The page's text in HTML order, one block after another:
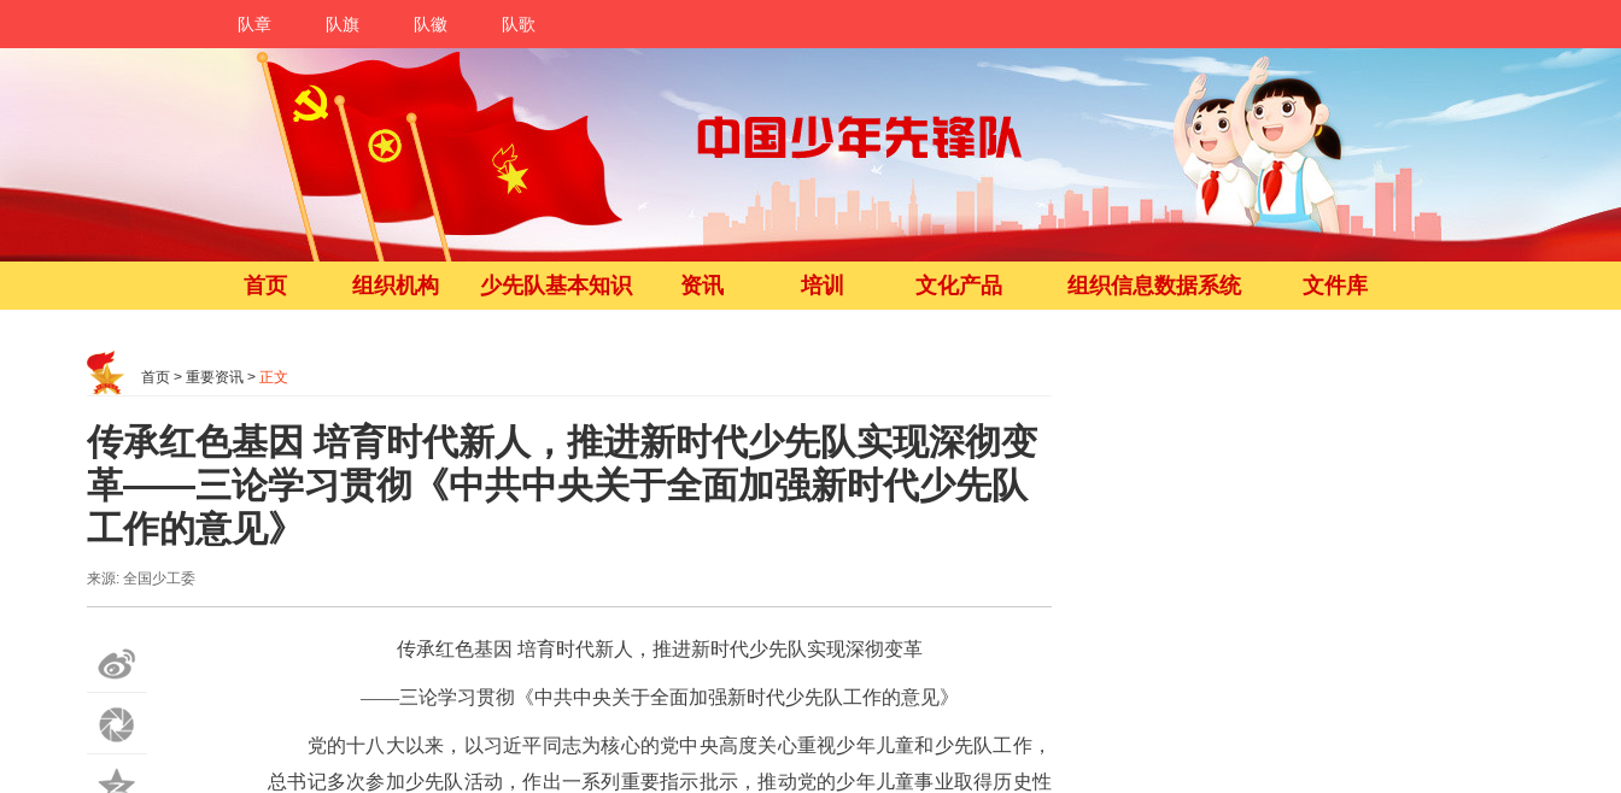
队章 队旗 队徽 队歌
首页 组织机构 少先队基本知识 资讯 培训 文化产品 组织信息数据系统 文件库
首页 > 重要资讯 > 正文
传承红色基因 培育时代新人，推进新时代少先队实现深彻变
革——三论学习贯彻《中共中央关于全面加强新时代少先队
工作的意见》
来源: 全国少工委
传承红色基因 培育时代新人，推进新时代少先队实现深彻变革
——三论学习贯彻《中共中央关于全面加强新时代少先队工作的意见》
党的十八大以来，以习近平同志为核心的党中央高度关心重视少年儿童和少先队工作，
总书记多次参加少先队活动，作出一系列重要指示批示，推动党的少年儿童事业取得历史性